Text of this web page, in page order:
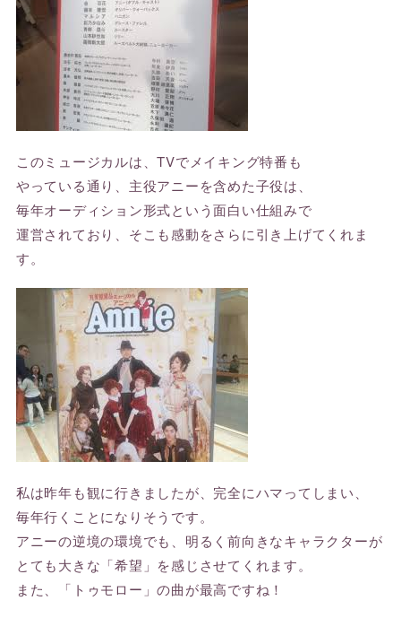
このミュージカルは、TVでメイキング特番も
やっている通り、主役アニーを含めた子役は、
毎年オーディション形式という面白い仕組みで
運営されており、そこも感動をさらに引き上げてくれま
す。
私は昨年も観に行きましたが、完全にハマってしまい、
毎年行くことになりそうです。
アニーの逆境の環境でも、明るく前向きなキャラクターが
とても大きな「希望」を感じさせてくれます。
また、「トゥモロー」の曲が最高ですね！